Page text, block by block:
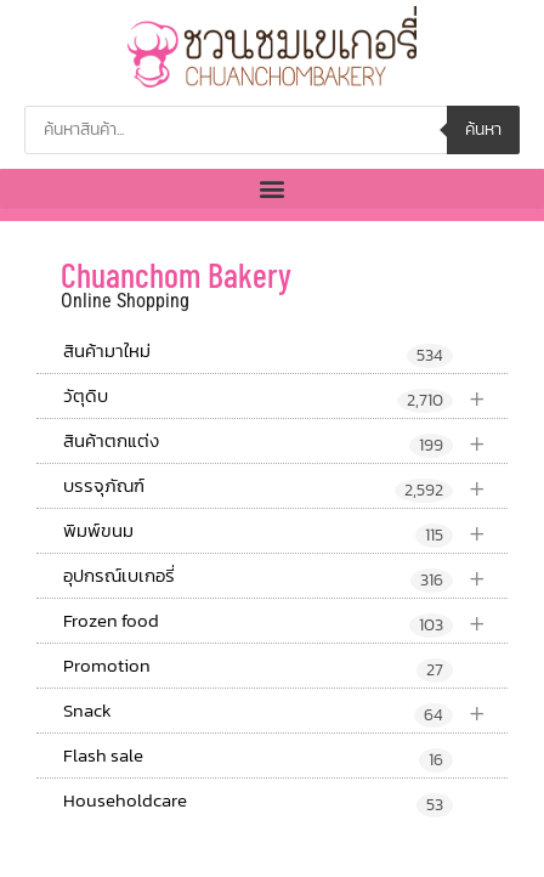
ค้นหา
Chuanchom Bakery
Online Shopping
สินค้ามาใหม่ 534
+
วัตุดิบ 2,710
+
สินค้าตกแต่ง 199
+
บรรจุภัณฑ์ 2,592
+
พิมพ์ขนม 115
+
อุปกรณ์เบเกอรี่ 316
+
Frozen food 103
Promotion 27
+
Snack 64
Flash sale 16
Householdcare 53